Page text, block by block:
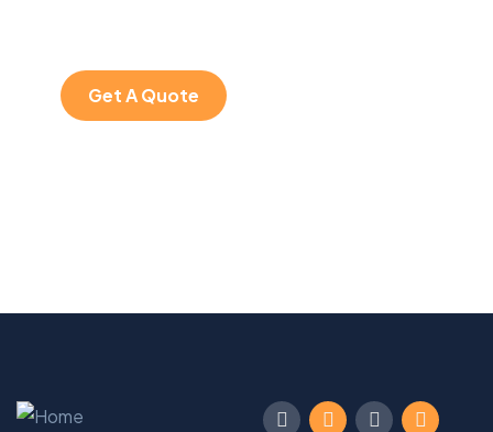
Get A Quote